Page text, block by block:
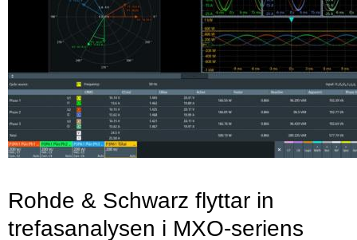
Rohde & Schwarz flyttar in
trefasanalysen i MXO-seriens